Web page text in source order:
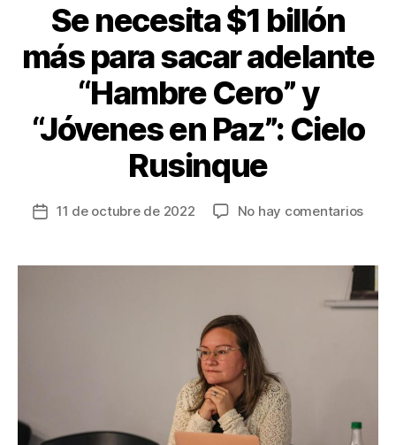
Se necesita $1 billón
más para sacar adelante
“Hambre Cero” y
“Jóvenes en Paz”: Cielo
Rusinque
Fecha
entrada
11 de octubre de 2022 No hay comentariosen
$1
billón
más